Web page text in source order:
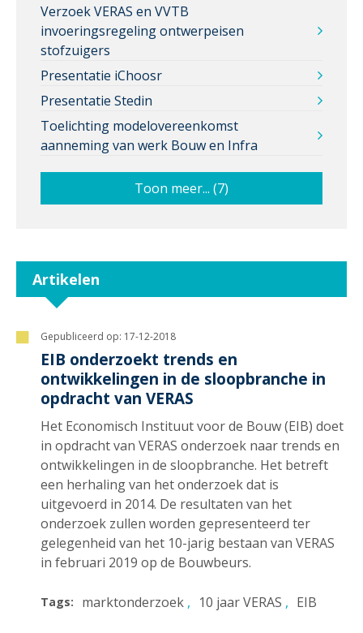
Verzoek VERAS en VVTB
invoeringsregeling ontwerpeisen
stofzuigers
Presentatie iChoosr
Presentatie Stedin
Toelichting modelovereenkomst
aanneming van werk Bouw en Infra
Toon meer... (7)
Artikelen
Gepubliceerd op: 17-12-2018
EIB onderzoekt trends en
ontwikkelingen in de sloopbranche in
opdracht van VERAS
Het Economisch Instituut voor de Bouw (EIB) doet
in opdracht van VERAS onderzoek naar trends en
ontwikkelingen in de sloopbranche. Het betreft
een herhaling van het onderzoek dat is
uitgevoerd in 2014. De resultaten van het
onderzoek zullen worden gepresenteerd ter
gelegenheid van het 10-jarig bestaan van VERAS
in februari 2019 op de Bouwbeurs.
Tags: marktonderzoek 10 jaar VERAS EIB